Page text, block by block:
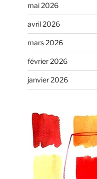
mai 2026
avril 2026
mars 2026
février 2026
janvier 2026